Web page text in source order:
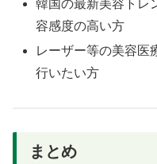
韓国の最新美容トレ
容感度の高い方
レーザー等の美容医
行いたい方
まとめ